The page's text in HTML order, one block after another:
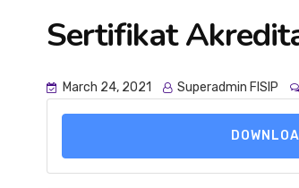
Sertifikat
March 24, 2021 Superadmin FISIP